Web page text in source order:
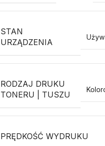
STAN
URZĄDZENIA
RODZAJ DRUKU
TONERU | TUSZU
PRĘDKOŚĆ WYDRUKU